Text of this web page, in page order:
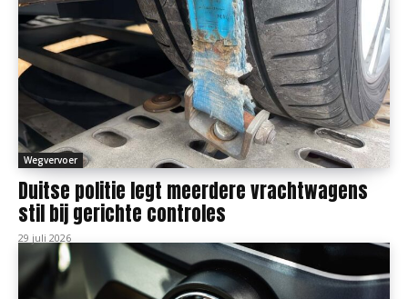
Wegvervoer
Duitse politie legt meerdere vrachtwagens
stil bij gerichte controles
29 juli 2026